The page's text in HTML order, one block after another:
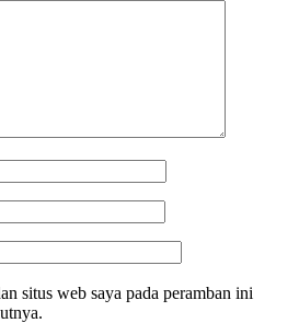
situs web saya pada peramban ini